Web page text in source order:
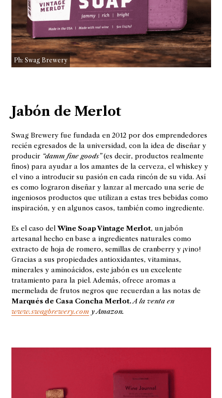
Ph: Swag Brewery
Jabón de Merlot
Swag Brewery fue fundada en 2012 por dos emprendedores
recién egresados de la universidad, con la idea de diseñar y
producir “damm fine goods”(es decir, productos realmente
finos) para ayudar a los amantes de la cerveza, el whiskey y
el vino a introducir su pasión en cada rincón de su vida. Así
es como lograron diseñar y lanzar al mercado una serie de
ingeniosos productos que utilizan a estas tres bebidas como
inspiración, y en algunos casos, también como ingrediente.
Es el caso delWine Soap Vintage Merlot, un jabón
artesanal hecho en base a ingredientes naturales como
extracto de hoja de romero, semillas de cranberry y ¡vino!
Gracias a sus propiedades antioxidantes, vitaminas,
minerales y aminoácidos, este jabón es un excelente
tratamiento para la piel. Además, ofrece aromas a
mermelada de frutos negros que recuerdan a las notas de
Marqués de Casa Concha Merlot.A la venta en
www.swagbrewery.com y Amazon.